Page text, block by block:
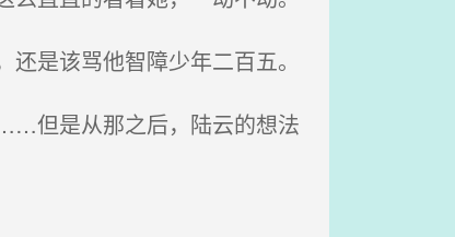
是该骂他智障少年二百五。
但是从那之后，陆云的想法